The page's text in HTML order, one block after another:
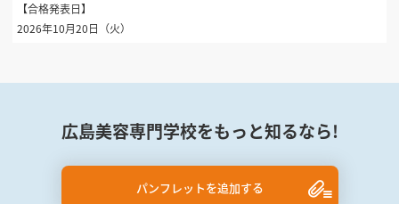
【合格発表日】
2026年10月20日（火）
広島美容専門学校をもっと知るなら!
パンフレットを追加する